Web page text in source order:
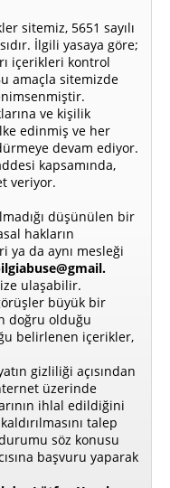
sitemiz, 5651 sayılı
İlgili yasaya göre;
içerikleri kontrol
amaçla sitemizde
ve kişilik
edinmiş ve her
devam ediyor.
kapsamında,
veriyor.
düşünülen bir
hakların
da aynı mesleği
ulaşabilir.
büyük bir
doğru olduğu
belirlenen içerikler,
gizliliği açısından
üzerinde
ihlal edildiğini
talep
söz konusu
başvuru yaparak